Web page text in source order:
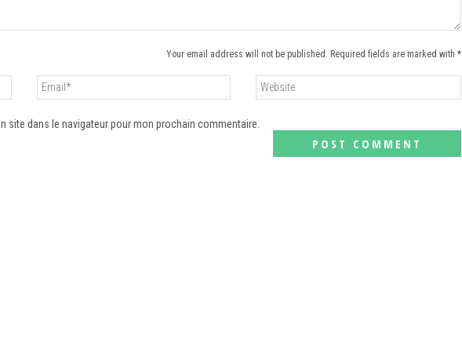
Your email address will not be published. Required fields are marked with *
site dans le navigateur pour mon prochain commentaire.